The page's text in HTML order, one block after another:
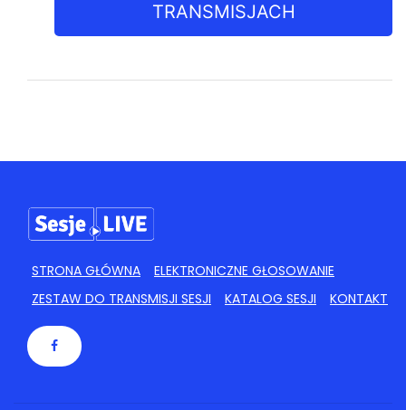
TRANSMISJACH
STRONA GŁÓWNA
ELEKTRONICZNE GŁOSOWANIE
ZESTAW DO TRANSMISJI SESJI
KATALOG SESJI KONTAKT